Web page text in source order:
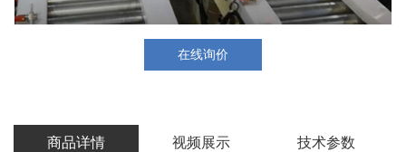
在线询价
商品详情 视频展示 技术参数